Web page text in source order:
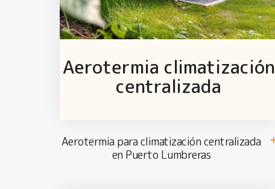
Aerotermia climatización
centralizada
Aerotermia para climatización centralizada
en Puerto Lumbreras